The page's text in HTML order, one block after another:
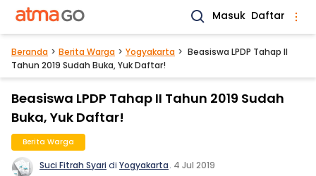
Masuk Daftar
Beranda Berita Warga Yogyakarta
Beasiswa LPDP Tahap II
Tahun 2019 Sudah Buka, Yuk Daftar!
Beasiswa LPDP Tahap II Tahun 2019 Sudah
Buka, Yuk Daftar!
Berita Warga
Suci Fitrah Syaridi Yogyakarta. 4 Jul 2019